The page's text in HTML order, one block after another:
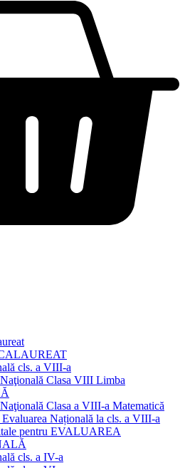
cls. a VIII-a
Clasa VIII Limba
Clasa a VIII-a Matematică
Evaluarea Națională la cls. a VIII-a
pentru EVALUAREA
cls. a IV-a